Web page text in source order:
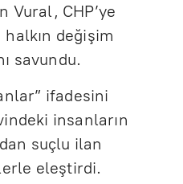
Vural, CHP’ye
değişim
savundu.
ifadesini
insanların
suçlu ilan
eleştirdi.